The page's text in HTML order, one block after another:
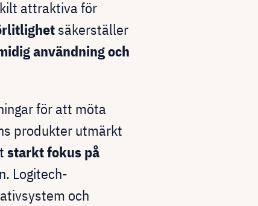
attraktiva för
säkerställer
användning och
för att möta
produkter utmärkt
starkt fokus på
Logitech-
och